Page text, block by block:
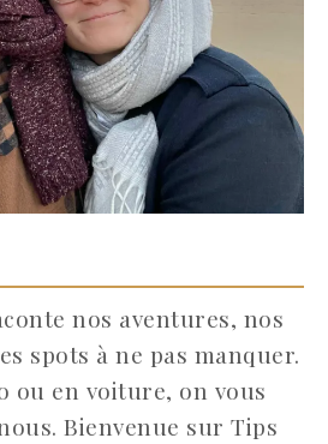
nos aventures, nos
spots à ne pas manquer.
ou en voiture, on vous
Bienvenue sur Tips